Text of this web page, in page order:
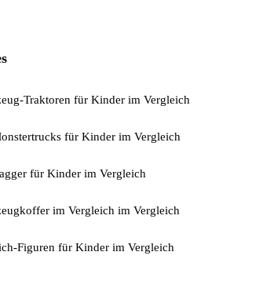
Traktoren für Kinder im Vergleich
für Kinder im Vergleich
für Kinder im Vergleich
im Vergleich im Vergleich
Figuren für Kinder im Vergleich